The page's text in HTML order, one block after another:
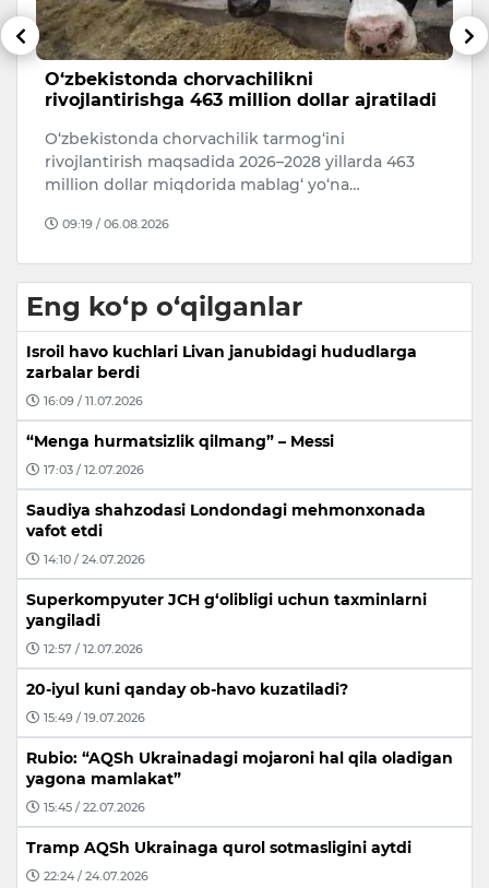
O‘zbekistonda chorvachilikni
rivojlantirishga 463 million dollar ajratiladi
O‘zbekistonda chorvachilik tarmog‘ini
rivojlantirish maqsadida 2026–2028 yillarda 463
million dollar miqdorida mablag‘ yo‘na…
09:19 / 06.08.2026
Eng ko‘p o‘qilganlar
Isroil havo kuchlari Livan janubidagi hududlarga
zarbalar berdi
16:09 / 11.07.2026
“Menga hurmatsizlik qilmang” – Messi
17:03 / 12.07.2026
Saudiya shahzodasi Londondagi mehmonxonada
vafot etdi
14:10 / 24.07.2026
Superkompyuter JCH g‘olibligi uchun taxminlarni
yangiladi
12:57 / 12.07.2026
20-iyul kuni qanday ob-havo kuzatiladi?
15:49 / 19.07.2026
Rubio: “AQSh Ukrainadagi mojaroni hal qila oladigan
yagona mamlakat”
15:45 / 22.07.2026
Tramp AQSh Ukrainaga qurol sotmasligini aytdi
22:24 / 24.07.2026